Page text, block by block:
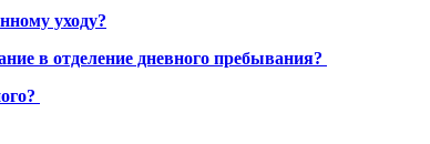
уходу?
в отделение дневного пребывания?